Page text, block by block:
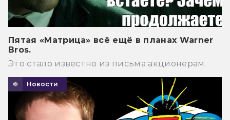
Пятая «Матрица» всё ещё в планах Warner
Bros.
Это стало известно из письма акционерам.
Новости